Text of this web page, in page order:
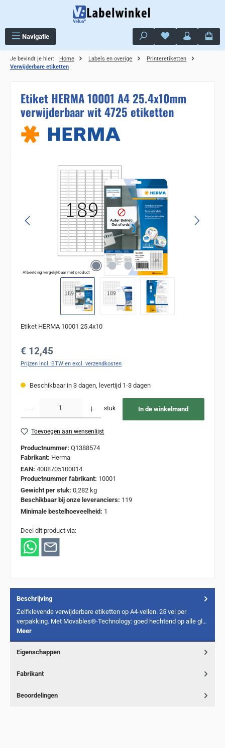
Navigatie Je hebt 0 items op
Je bevindt je hier: Home Labels en overige
Printeretiketten
Verwijderbare etiketten
Etiket HERMA 10001 A4 25.4x10mm
verwijderbaar wit 4725 etiketten
Sla de afbeeldingengalerij over
Afbeelding vergelijkbaar met product
Etiket HERMA 10001 25.4x10
Normale prijs:
€ 12,45
Prijzen incl. BTW en excl. verzendkosten
Beschikbaar in 3 dagen, levertijd 1-3 dagen
stuk In de winkelmand
Toevoegen aan wensenlijst
Productnummer: Q1388574
Fabrikant: Herma
EAN: 4008705100014
Productnummer fabrikant: 10001
Gewicht per stuk: 0,282 kg
Beschikbaar bij onze leveranciers: 119
Minimale bestelhoeveelheid: 1
Deel dit product via:
Beschrijving
Zelfklevende verwijderbare etiketten op A4-vellen. 25 vel per
verpakking. Met Movables®-Technology: goed hechtend op alle gl…
Meer
Eigenschappen
Fabrikant
Beoordelingen